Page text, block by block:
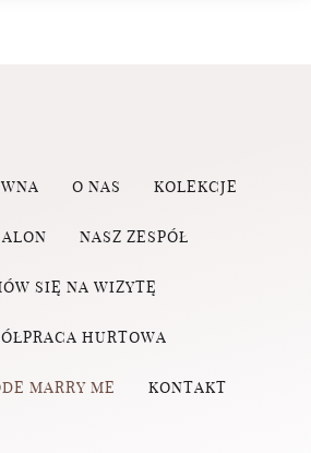
O NAS KOLEKCJE
NASZ ZESPÓŁ
SIĘ NA WIZYTĘ
HURTOWA
MARRY ME KONTAKT